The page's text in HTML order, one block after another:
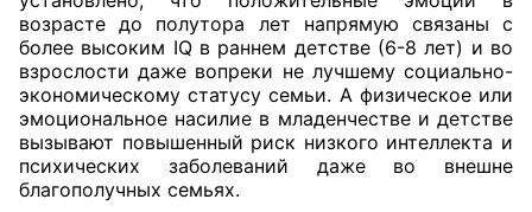
возрасте до полутора лет напрямую связаны с
более высоким IQ в раннем детстве (6-8 лет) и во
взрослости даже вопреки не лучшему социально-
экономическому статусу семьи. А физическое или
эмоциональное насилие в младенчестве и детстве
вызывают повышенный риск низкого интеллекта и
психических заболеваний даже во внешне
благополучных семьях.